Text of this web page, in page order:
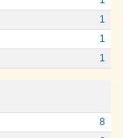
1
1
1
8